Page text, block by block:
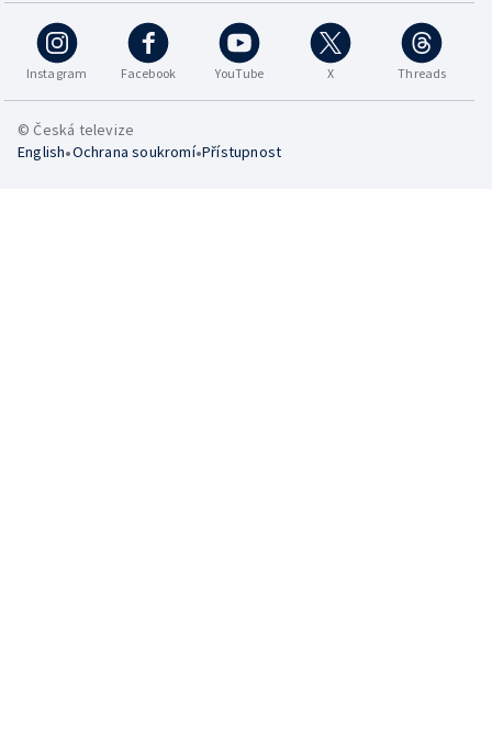
Instagram Facebook YouTube X Threads
© Česká televize
English•Ochrana soukromí•Přístupnost